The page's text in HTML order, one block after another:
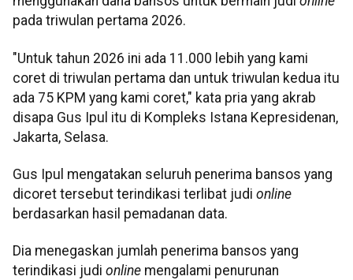
pada triwulan pertama 2026.
"Untuk tahun 2026 ini ada 11.000 lebih yang kami
coret di triwulan pertama dan untuk triwulan kedua itu
ada 75 KPM yang kami coret," kata pria yang akrab
disapa Gus Ipul itu di Kompleks Istana Kepresidenan,
Jakarta, Selasa.
Gus Ipul mengatakan seluruh penerima bansos yang
dicoret tersebut terindikasi terlibat judi online
berdasarkan hasil pemadanan data.
Dia menegaskan jumlah penerima bansos yang
terindikasi judi online mengalami penurunan